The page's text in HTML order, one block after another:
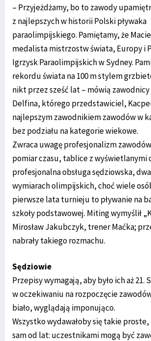
– Przyjeżdżamy, bo to zawody
z najlepszych w historii Polski pływaka
paraolimpijskiego. Pamiętamy, że
medalista mistrzostw świata, Europy i
Igrzysk Paraolimpijskich w Sydney.
rekordu świata na 100 m stylem
nikt przez sześć lat – mówią
Delfina, którego przedstawiciel,
najlepszym zawodnikiem zawodów w
bez podziału na kategorie wiekowe.
Zwraca uwagę profesjonalizm
pomiar czasu, tablice z wyświetlanymi
profesjonalna obsługa sędziowska,
wymiarach olimpijskich, choć wiele
pierwsze lata turnieju to pływanie na
szkoły podstawowej. Miting wymyślił
Mirosław Jakubczyk, trener Maćka;
nabrały takiego rozmachu.
Sędziowie
Przepisy wymagają, aby było ich aż 21.
w oczekiwaniu na rozpoczęcie
biało, wyglądają imponująco.
Wszystko wydawałoby się takie
sam od lat: uczestnikami mogą być